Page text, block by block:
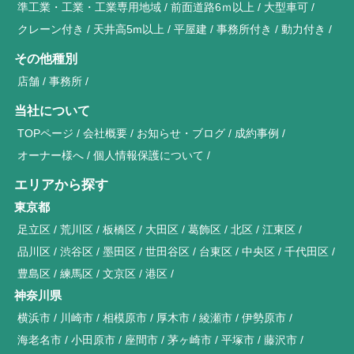
準工業・工業・工業専用地域 前面道路6ｍ以上
大型車可
クレーン付き
天井高5m以上 平屋建 事務所付き 動力付き
その他種別
店舗 事務所
当社について
TOPページ 会社概要 お知らせ・ブログ
成約事例
オーナー様へ
個人情報保護について
エリアから探す
東京都
足立区 荒川区 板橋区 大田区 葛飾区 北区
江東区
品川区
渋谷区 墨田区 世田谷区 台東区 中央区
千代田区
豊島区
練馬区 文京区 港区
神奈川県
横浜市 川崎市 相模原市 厚木市 綾瀬市
伊勢原市
海老名市
小田原市 座間市 茅ヶ崎市 平塚市
藤沢市